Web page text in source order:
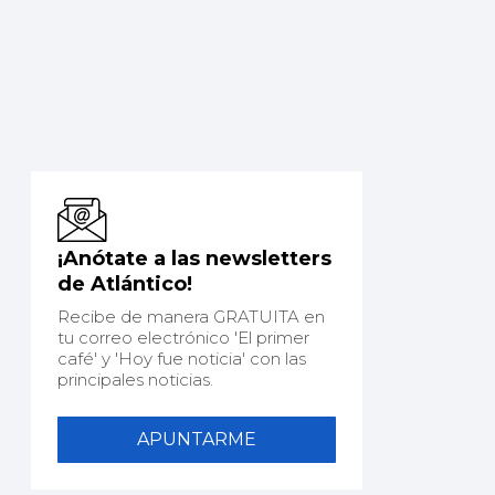
¡Anótate a las newsletters
de Atlántico!
Recibe de manera GRATUITA en
tu correo electrónico 'El primer
café' y 'Hoy fue noticia' con las
principales noticias.
APUNTARME